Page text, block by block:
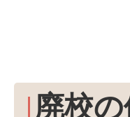
廃校